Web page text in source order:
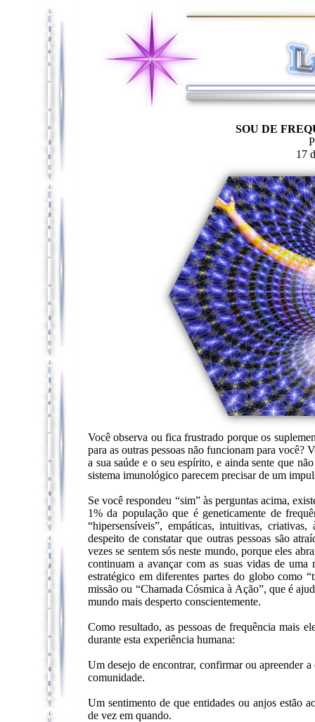
SOU DE
17
Você observa ou fica frustrado porque os
para as outras pessoas não funcionam para você?
a sua saúde e o seu espírito, e ainda sente que
sistema imunológico parecem precisar de um
Se você respondeu “sim” às perguntas acima,
1% da população que é geneticamente de
“hipersensíveis”, empáticas, intuitivas,
despeito de constatar que outras pessoas são
vezes se sentem sós neste mundo, porque eles
continuam a avançar com as suas vidas de
estratégico em diferentes partes do globo como
missão ou “Chamada Cósmica à Ação”, que é
mundo mais desperto conscientemente.
Como resultado, as pessoas de frequência mais
durante esta experiência humana:
Um desejo de encontrar, confirmar ou apreender
comunidade.
Um sentimento de que entidades ou anjos estão
de vez em quando.